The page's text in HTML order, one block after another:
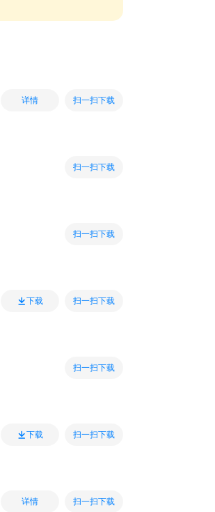
详情 扫一扫下载
扫一扫下载
扫一扫下载
下载 扫一扫下载
扫一扫下载
下载 扫一扫下载
详情 扫一扫下载